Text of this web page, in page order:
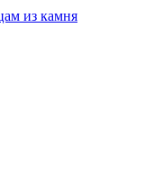
из камня